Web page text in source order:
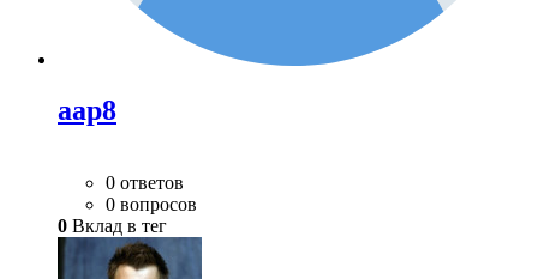
aap8
0 ответов
0 вопросов
0 Вклад в тег